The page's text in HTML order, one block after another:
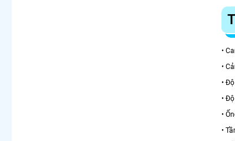
•
•
•
•
•
•